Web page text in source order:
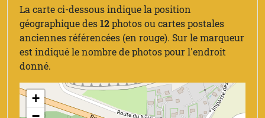
La carte ci-dessous indique la position
géographique des12photos ou cartes postales
anciennes référencées (en rouge). Sur le marqueur
est indiqué le nombre de photos pour l'endroit
donné.
+